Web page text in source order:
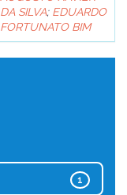
DA SILVA; EDUARDO
FORTUNATO BIM
1